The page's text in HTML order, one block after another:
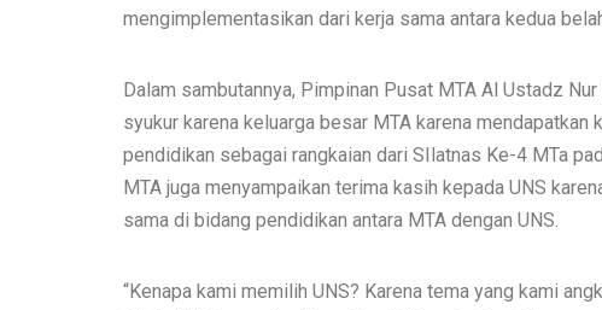
mengimplementasikan dari kerja sama antara kedua
Dalam sambutannya, Pimpinan Pusat MTA Al Ustadz
syukur karena keluarga besar MTA karena
pendidikan sebagai rangkaian dari SIlatnas Ke-4 MTa
MTA juga menyampaikan terima kasih kepada UNS
sama di bidang pendidikan antara MTA dengan UNS.
“Kenapa kami memilih UNS? Karena tema yang kami